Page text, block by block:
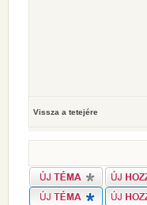
Vissza a tetejére